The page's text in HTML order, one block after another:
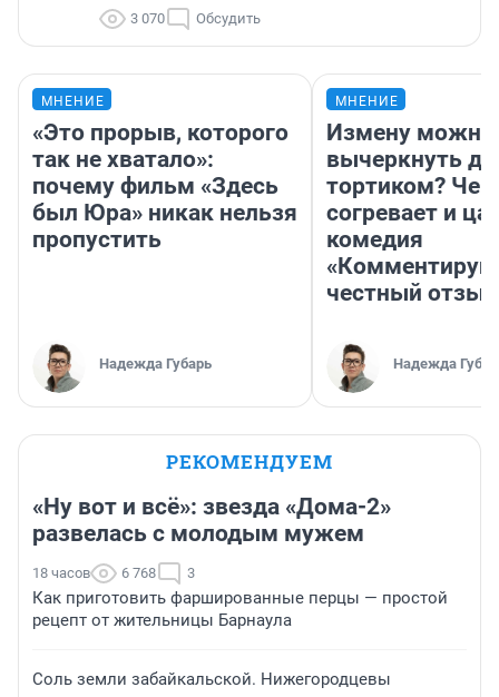
3 070 Обсудить
МНЕНИЕ
«Это прорыв, которого
так не хватало»:
почему фильм «Здесь
был Юра» никак нельзя
пропустить
Надежда Губарь
МНЕНИЕ
Измену можно
вычеркнуть
тортиком? Чем
согревает и
комедия
«Комментируй
честный отзыв
Надежда
РЕКОМЕНДУЕМ
«Ну вот и всё»: звезда «Дома-2»
развелась с молодым мужем
18 часов 6 768 3
Как приготовить фаршированные перцы — простой
рецепт от жительницы Барнаула
Соль земли забайкальской. Нижегородцевы